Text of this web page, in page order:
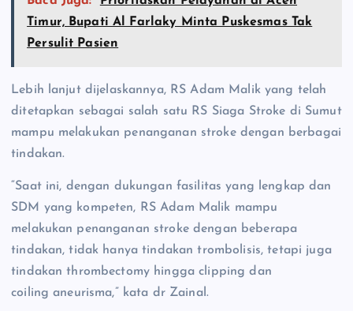
Timur, Bupati Al Farlaky Minta Puskesmas Tak
Persulit Pasien
Lebih lanjut dijelaskannya, RS Adam Malik yang telah
ditetapkan sebagai salah satu RS Siaga Stroke di Sumut
mampu melakukan penanganan stroke dengan berbagai
tindakan.
“Saat ini, dengan dukungan fasilitas yang lengkap dan
SDM yang kompeten, RS Adam Malik mampu
melakukan penanganan stroke dengan beberapa
tindakan, tidak hanya tindakan trombolisis, tetapi juga
tindakan thrombectomy hingga clipping dan
coiling aneurisma,” kata dr Zainal.